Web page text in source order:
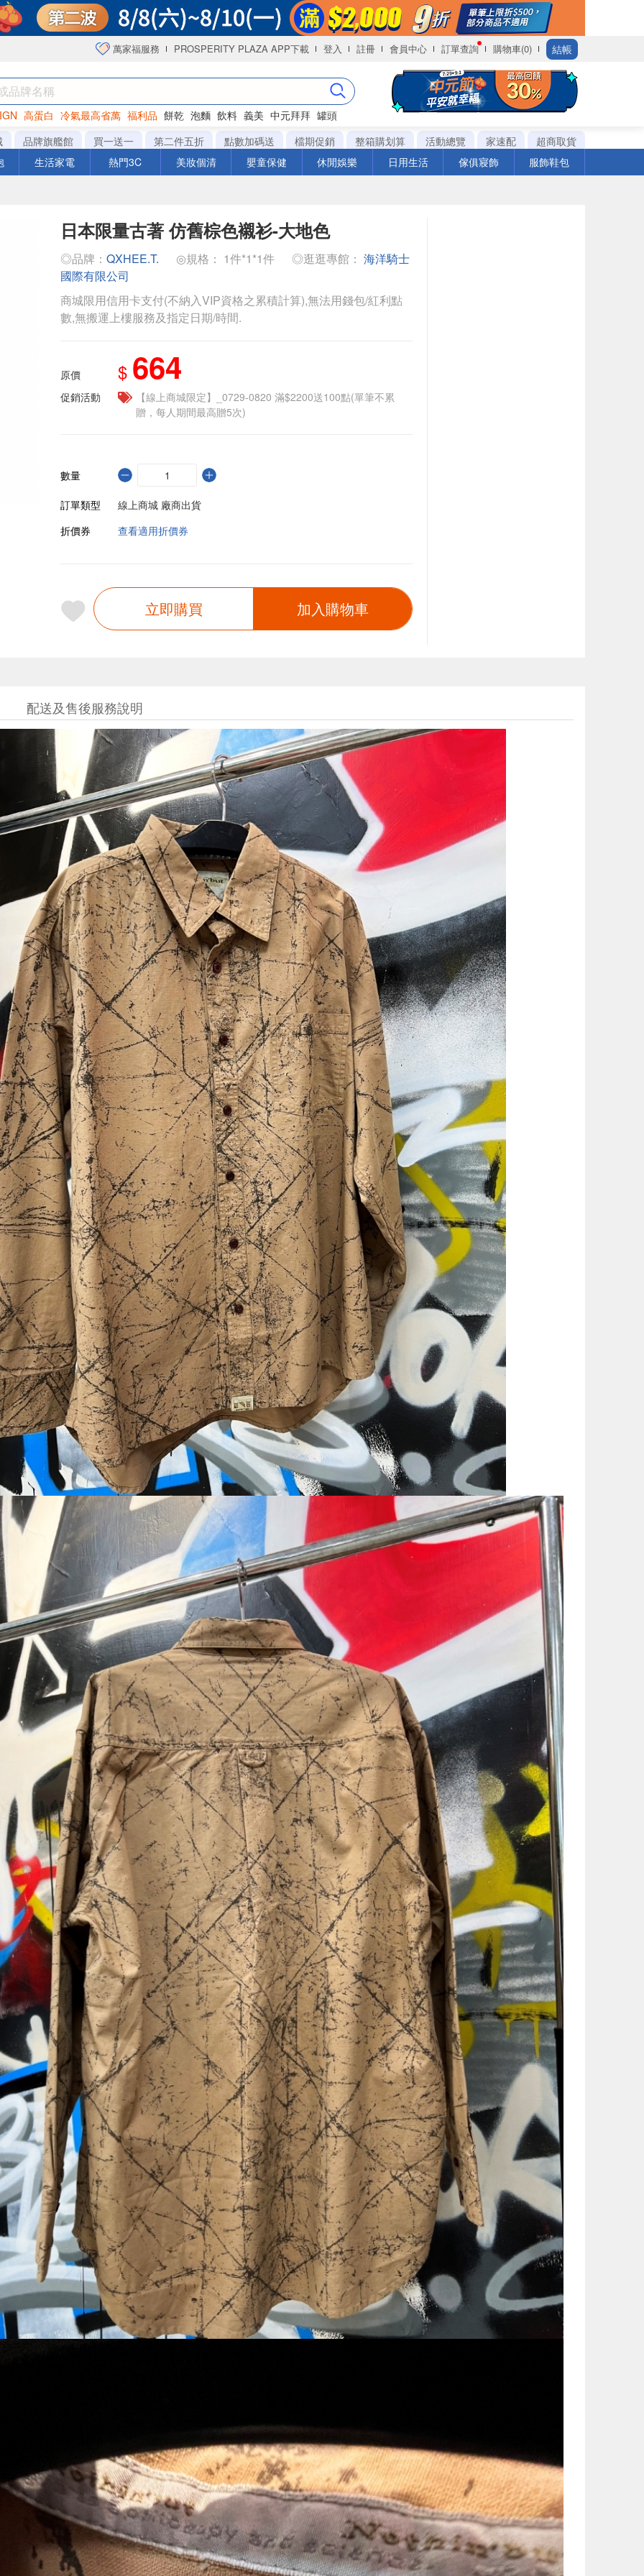
萬家福服務 PROSPERITY PLAZA APP下載 登入 註冊 會員中心 訂單查詢 購物車(0) 結帳
高蛋白 冷氣最高省萬 福利品 餅乾 泡麵 飲料 義美 中元拜拜 罐頭
咖啡
品牌旗艦館 買一送一 第二件五折 點數加碼送 檔期促銷 整箱購划算 活動總覽 家速配
超商取貨
生活家電 熱門3C 美妝個清 嬰童保健 休閒娛樂 日用生活 傢俱寢飾 服飾鞋包
日本限量古著 仿舊棕色襯衫-大地色
◎品牌： QXHEE.T. ◎規格： 1件*1*1件 ◎逛逛專館： 海洋騎士
國際有限公司
商城限用信用卡支付(不納入VIP資格之累積計算),無法用錢包/紅利點
數,無搬運上樓服務及指定日期/時間.
原價 $ 664
促銷活動
【線上商城限定】_0729-0820 滿$2200送100點(單筆不累
贈，每人期間最高贈5次)
數量
訂單類型
線上商城 廠商出貨
折價券
查看適用折價券
立即購買 加入購物車
配送及售後服務說明